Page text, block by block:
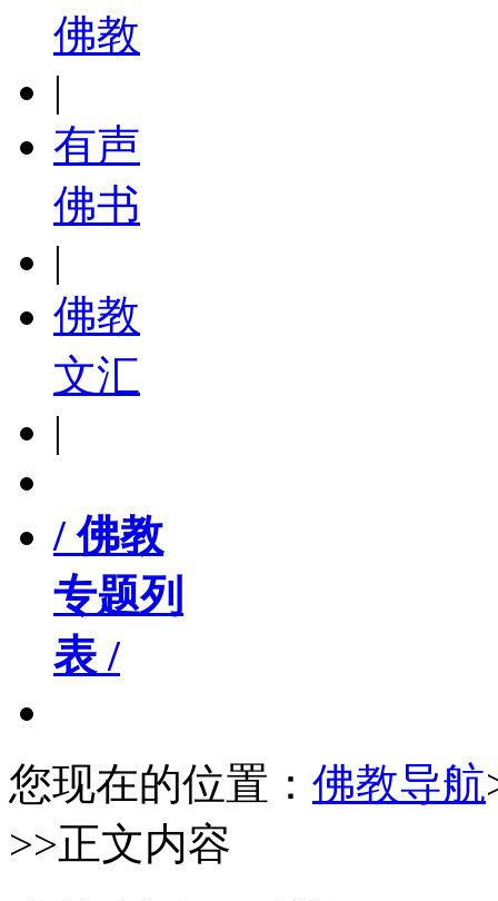
佛教
|
有声
佛书
|
佛教
文汇
|
/ 佛教
专题列
表 /
您现在的位置： 佛教导航
>>正文内容